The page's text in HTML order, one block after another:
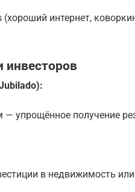
интернет,
инвесторов
упрощённое получение
в недвижимость или